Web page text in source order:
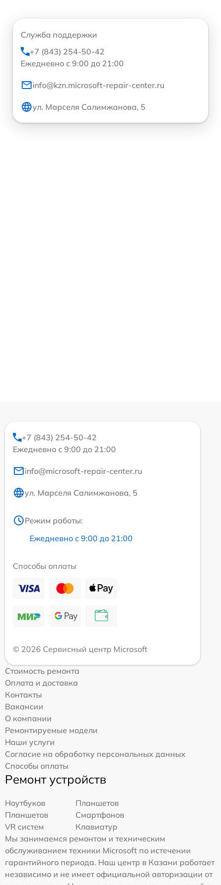
Служба поддержки
+7 (843) 254-50-42
Ежедневно с 9:00 до 21:00
info@kzn.microsoft-repair-center.ru
ул. Марселя Салимжанова, 5
+7 (843) 254-50-42
Ежедневно с 9:00 до 21:00
info@microsoft-repair-center.ru
ул. Марселя Салимжанова, 5
Режим работы:
Ежедневно с 9:00 до 21:00
Способы оплаты
© 2026 Сервисный центр Microsoft
Стоимость ремонта
Оплата и доставка
Контакты
Вакансии
О компании
Ремонтируемые модели
Наши услуги
Согласие на обработку персональных данных
Способы оплаты
Ремонт устройств
Ноутбуков
Планшетов
Планшетов
Смартфонов
VR систем
Клавиатур
Мы занимаемся ремонтом и техническим
обслуживанием техники Microsoft по истечении
гарантийного периода. Наш центр в Казани работает
независимо и не имеет официальной авторизации от